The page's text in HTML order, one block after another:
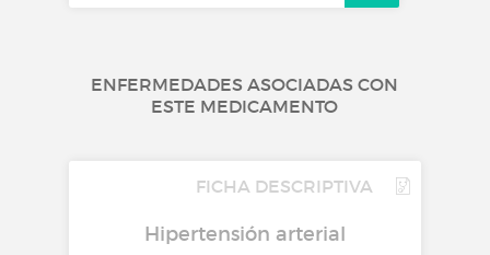
ENFERMEDADES ASOCIADAS CON
ESTE MEDICAMENTO
FICHA DESCRIPTIVA
Hipertensión arterial